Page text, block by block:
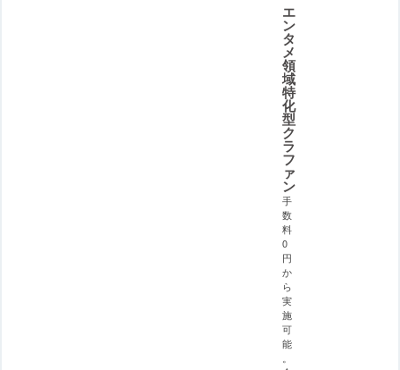
エ
ン
タ
メ
領
域
特
化
型
ク
ラ
フ
ァ
ン
手
数
料
0
円
か
ら
実
施
可
能